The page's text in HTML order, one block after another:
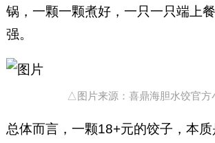
锅，一颗一颗煮好，一只一只端上
强。
△图片来源：喜鼎海胆水饺官方
总体而言，一颗18+元的饺子，本